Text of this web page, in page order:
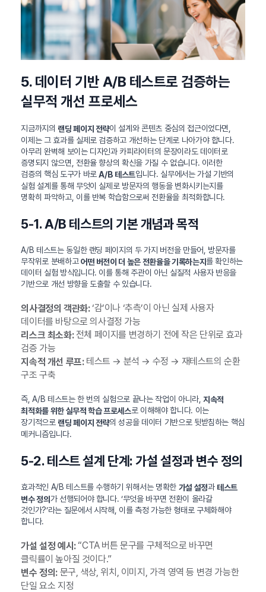
5. 데이터 기반 A/B 테스트로 검증하는
실무적 개선 프로세스
지금까지의 랜딩 페이지 전략이 설계와 콘텐츠 중심의 접근이었다면,
이제는 그 효과를 실제로 검증하고 개선하는 단계로 나아가야 합니다.
아무리 완벽해 보이는 디자인과 카피라이터의 문장이라도 데이터로
증명되지 않으면, 전환율 향상의 확신을 가질 수 없습니다. 이러한
검증의 핵심 도구가 바로 A/B 테스트입니다. 실무에서는 가설 기반의
실험 설계를 통해 무엇이 실제로 방문자의 행동을 변화시키는지를
명확히 파악하고, 이를 반복 학습함으로써 전환율을 최적화합니다.
5-1. A/B 테스트의 기본 개념과 목적
A/B 테스트는 동일한 랜딩 페이지의 두 가지 버전을 만들어, 방문자를
무작위로 분배하고어떤 버전이 더 높은 전환율을 기록하는지를 확인하는
데이터 실험 방식입니다. 이를 통해 주관이 아닌 실질적 사용자 반응을
기반으로 개선 방향을 도출할 수 있습니다.
의사결정의 객관화:‘감’이나 ‘추측’이 아닌 실제 사용자
데이터를 바탕으로 의사결정 가능
리스크 최소화:전체 페이지를 변경하기 전에 작은 단위로 효과
검증 가능
지속적 개선 루프:테스트 → 분석 → 수정 → 재테스트의 순환
구조 구축
즉, A/B 테스트는 한 번의 실험으로 끝나는 작업이 아니라,지속적
최적화를 위한 실무적 학습 프로세스로 이해해야 합니다. 이는
장기적으로 랜딩 페이지 전략의 성공을 데이터 기반으로 뒷받침하는 핵심
메커니즘입니다.
5-2. 테스트 설계 단계: 가설 설정과 변수 정의
효과적인 A/B 테스트를 수행하기 위해서는 명확한 가설 설정과 테스트
변수 정의가 선행되어야 합니다. ‘무엇을 바꾸면 전환이 올라갈
것인가?’라는 질문에서 시작해, 이를 측정 가능한 형태로 구체화해야
합니다.
가설 설정 예시:“CTA 버튼 문구를 구체적으로 바꾸면
클릭률이 높아질 것이다.”
변수 정의:문구, 색상, 위치, 이미지, 가격 영역 등 변경 가능한
단일 요소 지정